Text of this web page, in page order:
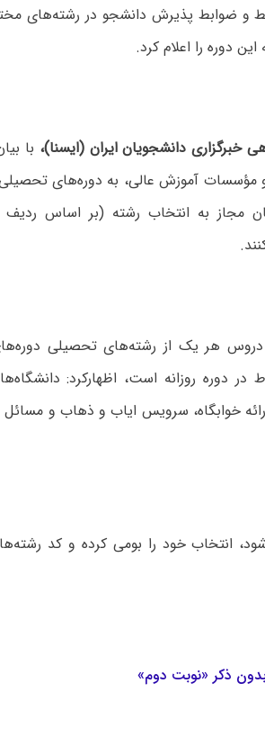
و ضوابط پذیرش دانشجو در رشته‌های
دوره را اعلام کرد.
خبرگزاری دانشجویان ایران (ایسنا)، با
و مؤسسات آموزش عالی، به دوره‌های
دروس هر یک از رشته‌های تحصیلی
در دوره روزانه است، اظهارکرد:
خوابگاه، سرویس ایاب و ذهاب و مسائل
انتخاب خود را بومی کرده و کد
ذکر «نوبت دوم»